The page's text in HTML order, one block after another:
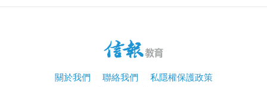
關於我們 聯絡我們 私隱權保護政策